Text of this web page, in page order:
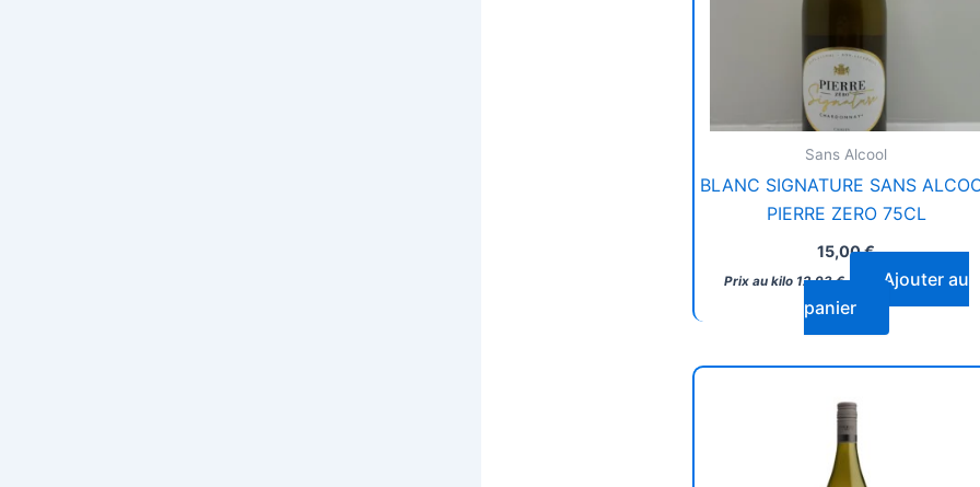
Sans Alcool
BLANC SIGNATURE SANS
PIERRE ZERO 75CL
15,00€
Prix au kilo 12,93€
Ajouter au
panier